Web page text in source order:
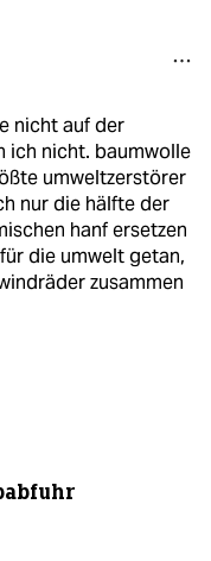
nicht auf der
ich nicht. baumwolle
umweltzerstörer
nur die hälfte der
hanf ersetzen
die umwelt getan,
zusammen